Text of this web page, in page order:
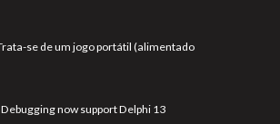
se de um jogo portátil (alimentado
now support Delphi 13